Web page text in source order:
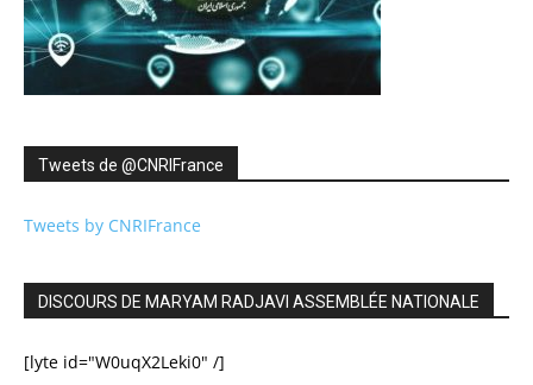
Tweets de ‎@CNRIFrance
Tweets by CNRIFrance
DISCOURS DE MARYAM RADJAVI ASSEMBLÉE NATIONALE
[lyte id="W0uqX2Leki0" /]